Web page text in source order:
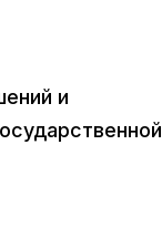
и